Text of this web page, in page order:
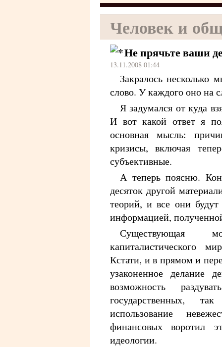
Человек и
Не прячьте ваши
13.11.2008 01:44
Закралось несколько
слово. У каждого оно на
Я задумался от куда
И вот какой ответ я
основная мысль:
кризисы, включая
субъективные.
А теперь поясню.
десяток другой
теорий, и все они
информацией,
Существующая
капиталистического
Кстати, и в прямом и
узаконенное делание
возможность
государственных,
использование
финансовых воротил
идеологии.